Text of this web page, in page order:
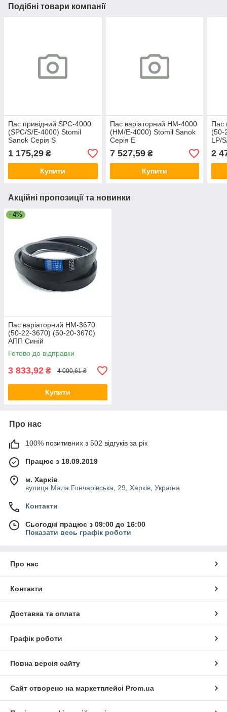
Подібні товари компанії
Пас привідний SPC-4000
(SPC/S/E-4000) Stomil
Sanok Серія S
1 175,29 ₴
Купити
Пас варіаторний HM-4000
(HM/E-4000) Stomil Sanok
Серія E
7 527,59₴
Купити
Пас
(50-
LP/
2
Акційні пропозиції та новинки
–4%
Пас варіаторний HM-3670
(50-22-3670) (50-20-3670)
АПП Синій
Готово до відправки
3 833,92 ₴ 4 000,61 ₴
Купити
Про нас
100% позитивних з 502 відгуків за рік
Працює з 18.09.2019
м. Харків
вулиця Мала Гончарівська, 29, Харків, Україна
Контакти
Сьогодні працює з 09:00 до 16:00
Показати весь графік роботи
Про нас
Контакти
Доставка та оплата
Графік роботи
Повна версія сайту
Сайт створено на маркетплейсі Prom.ua